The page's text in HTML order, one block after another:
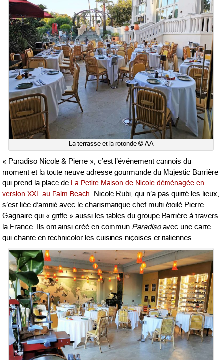
La terrasse et la rotonde © AA
« Paradiso Nicole & Pierre », c’est l’événement cannois du
moment et la toute neuve adresse gourmande du Majestic Barrière
qui prend la place de La Petite Maison de Nicole déménagée en
version XXL au Palm Beach . Nicole Rubi, qui n’a pas quitté les lieux,
s’est liée d’amitié avec le charismatique chef multi étoilé Pierre
Gagnaire qui « griffe » aussi les tables du groupe Barrière à travers
la France. Ils ont ainsi créé en commun Paradisoavec une carte
qui chante en technicolor les cuisines niçoises et italiennes.